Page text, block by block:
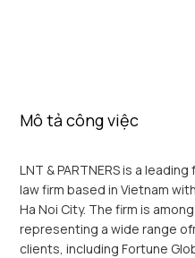
Mô tả công việc
LNT & PARTNERS is a
law firm based in Vietnam
Ha Noi City. The firm is
representing a wide range
clients, including Fortune